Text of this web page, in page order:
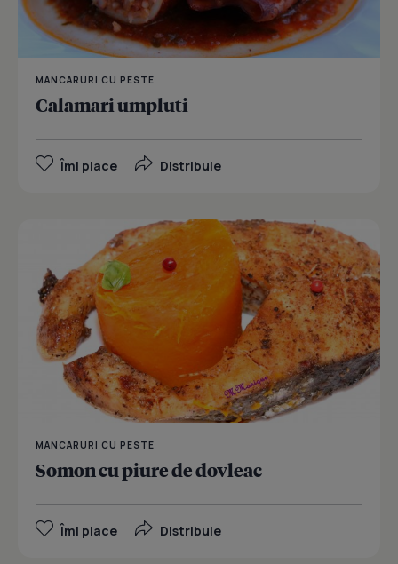
MANCARURI CU PESTE
Calamari umpluti
Îmi place Distribuie
MANCARURI CU PESTE
Somon cu piure de dovleac
Îmi place Distribuie